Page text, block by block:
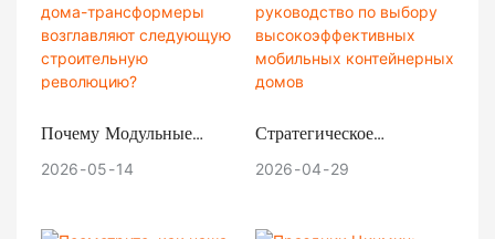
Почему Модульные
Дома-Трансформеры
2026 05 14
Стратегическое
Руководство По Выбору
2026 04 29